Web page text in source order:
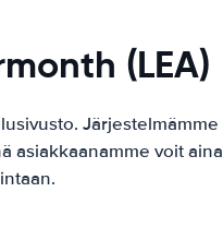
(LEA)
Järjestelmämme
asiakkaanamme voit aina